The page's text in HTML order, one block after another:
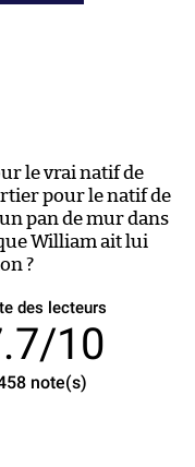
le vrai natif de
pour le natif de
pan de mur dans
William ait lui
?
des lecteurs
10
note(s)